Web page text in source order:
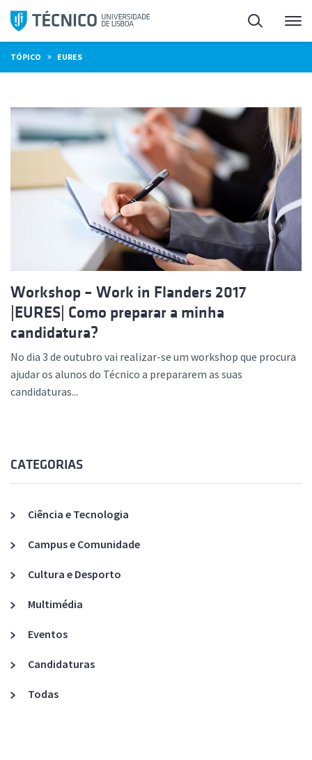
Saltar
para
o
conteúdo
Pesquisa
TÓPICO » EURES
Workshop – Work in Flanders 2017
|EURES| Como preparar a minha
candidatura?
No dia 3 de outubro vai realizar-se um workshop que procura
ajudar os alunos do Técnico a prepararem as suas
candidaturas...
CATEGORIAS
Ciência e Tecnologia
Campus e Comunidade
Cultura e Desporto
Multimédia
Eventos
Candidaturas
Todas